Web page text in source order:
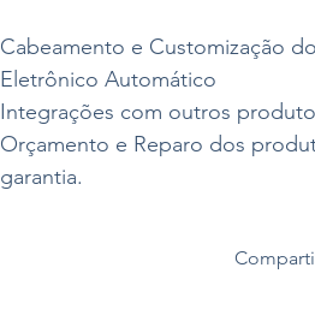
Cabeamento e Customização
Eletrônico Automático
Integrações com outros
Orçamento e Reparo dos
garantia.